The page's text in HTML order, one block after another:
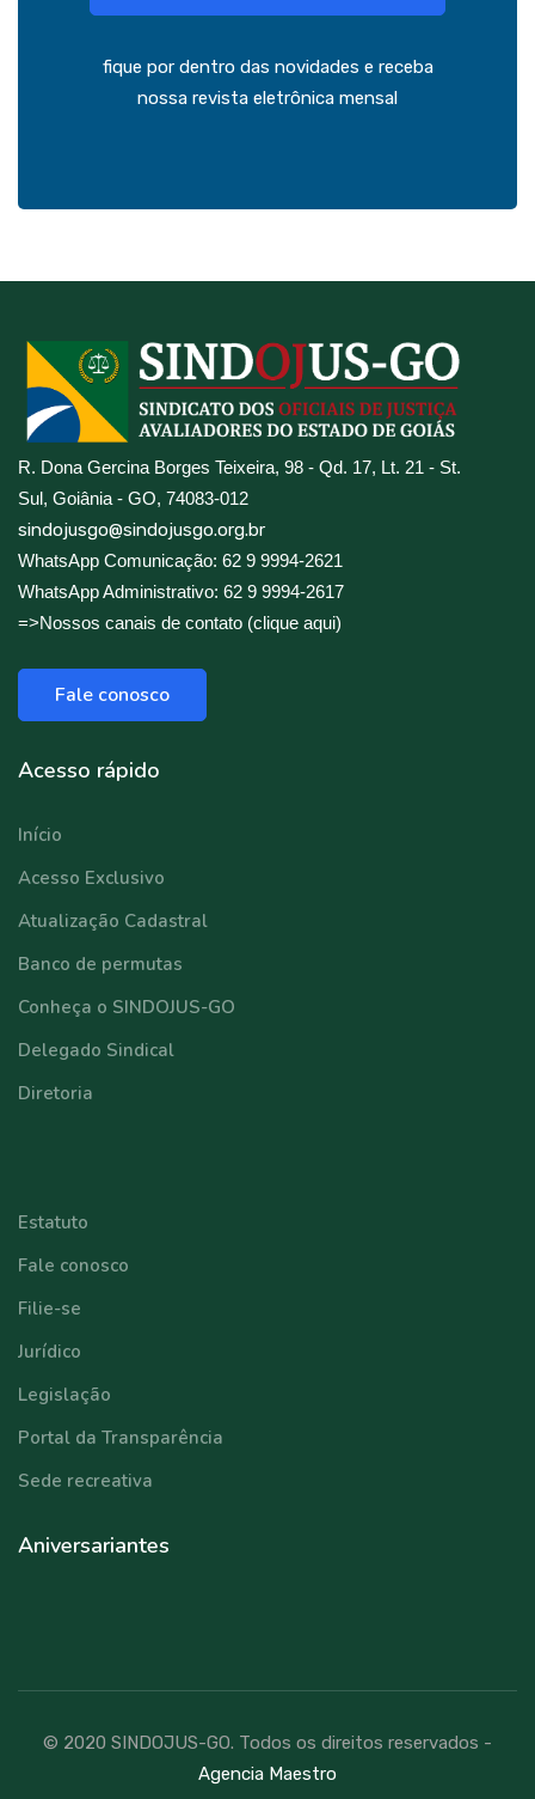
fique por dentro das novidades e receba
nossa revista eletrônica mensal
R. Dona Gercina Borges Teixeira, 98 - Qd. 17, Lt. 21 - St.
Sul, Goiânia - GO, 74083-012
sindojusgo@sindojusgo.org.br
WhatsApp Comunicação: 62 9 9994-2621
WhatsApp Administrativo: 62 9 9994-2617
=>Nossos canais de contato (clique aqui)
Fale conosco
Acesso rápido
Início
Acesso Exclusivo
Atualização Cadastral
Banco de permutas
Conheça o SINDOJUS-GO
Delegado Sindical
Diretoria
Estatuto
Fale conosco
Filie-se
Jurídico
Legislação
Portal da Transparência
Sede recreativa
Aniversariantes
© 2020 SINDOJUS-GO. Todos os direitos reservados -
Agencia Maestro